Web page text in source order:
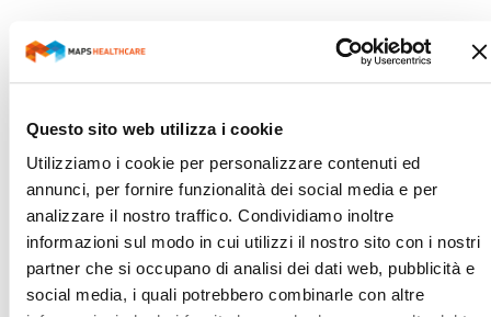
Questo sito web utilizza i cookie
Utilizziamo i cookie per personalizzare contenuti ed
annunci, per fornire funzionalità dei social media e per
analizzare il nostro traffico. Condividiamo inoltre
informazioni sul modo in cui utilizzi il nostro sito con i nostri
partner che si occupano di analisi dei dati web, pubblicità e
social media, i quali potrebbero combinarle con altre